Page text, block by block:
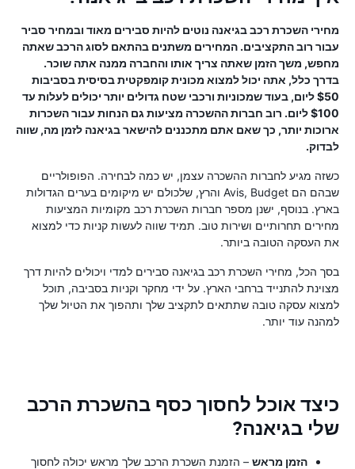
מחירי השכרת רכב בגיאנה נוטים להיות סבירים מאוד ובמחיר סביר
עבור רוב התקציבים. המחירים משתנים בהתאם לסוג הרכב שאתה
מחפש, משך הזמן שאתה צריך אותו והחברה ממנה אתה שוכר.
בדרך כלל, אתה יכול למצוא מכונית קומפקטית בסיסית בסביבות
$50 ליום, בעוד שמכוניות ורכבי שטח גדולים יותר יכולים לעלות עד
$100 ליום. רוב חברות ההשכרה מציעות גם הנחות עבור השכרות
ארוכות יותר, כך שאם אתם מתכננים להישאר בגיאנה לזמן מה, שווה
לבדוק.
כשזה מגיע לחברות ההשכרה עצמן, יש כמה לבחירה. הפופולריים
שבהם הם Avis, Budget והרץ, שלכולם יש מיקומים בערים הגדולות
בארץ. בנוסף, ישנן מספר חברות השכרת רכב מקומיות המציעות
מחירים תחרותיים ושירות טוב. תמיד שווה לעשות קניות כדי למצוא
את העסקה הטובה ביותר.
בסך הכל, מחירי השכרת רכב בגיאנה סבירים למדי ויכולים להיות דרך
מצוינת להתנייד ברחבי הארץ. על ידי מחקר וקניות בסביבה, תוכל
למצוא עסקה טובה שתתאים לתקציב שלך ותהפוך את הטיול שלך
למהנה עוד יותר.
כיצד אוכל לחסוך כסף בהשכרת הרכב
שלי בגיאנה?
הזמן מראש – הזמנת השכרת הרכב שלך מראש יכולה לחסוך